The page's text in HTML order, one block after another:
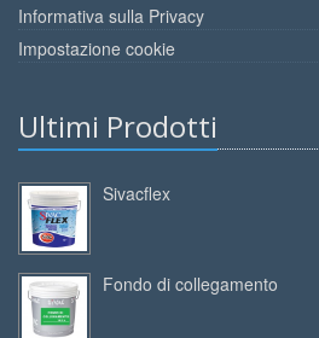
Informativa sulla Privacy
Impostazione cookie
Ultimi Prodotti
Sivacflex
Fondo di collegamento